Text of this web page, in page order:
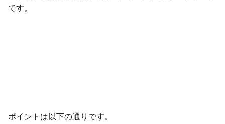
です。
ポイントは以下の通りです。